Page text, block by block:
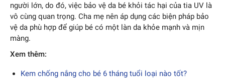
người lớn, do đó, việc bảo vệ da bé khỏi tác hại của tia UV là
vô cùng quan trọng. Cha mẹ nên áp dụng các biện pháp bảo
vệ da phù hợp để giúp bé có một làn da khỏe mạnh và mịn
màng.
Xem thêm:
Kem chống nắng cho bé 6 tháng tuổi loại nào tốt?